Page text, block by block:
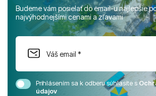
Budeme vám posielať do email-u najlepšie
najvýhodnejšími cenami a zľavami
Prihlásením sa k odberu súhlasíte s
údajov